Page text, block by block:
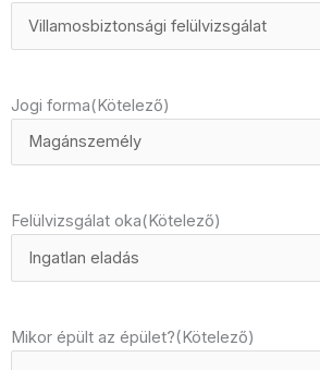
Jogi forma(Kötelező)
Felülvizsgálat oka(Kötelező)
Mikor épült az épület?(Kötelező)